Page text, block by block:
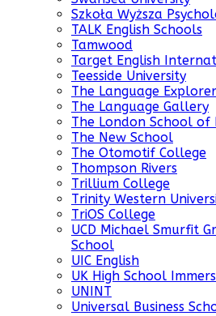
Szkoła Wyższa
TALK English Schools
Tamwood
Target English
Teesside University
The Language Explorer
The Language Gallery
The London School of
The New School
The Otomotif College
Thompson Rivers
Trillium College
Trinity Western
TriOS College
UCD Michael Smurfit
School
UIC English
UK High School
UNINT
Universal Business